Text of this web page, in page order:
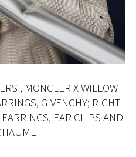
, MONCLER X WILLOW
GIVENCHY; RIGHT
EAR CLIPS AND